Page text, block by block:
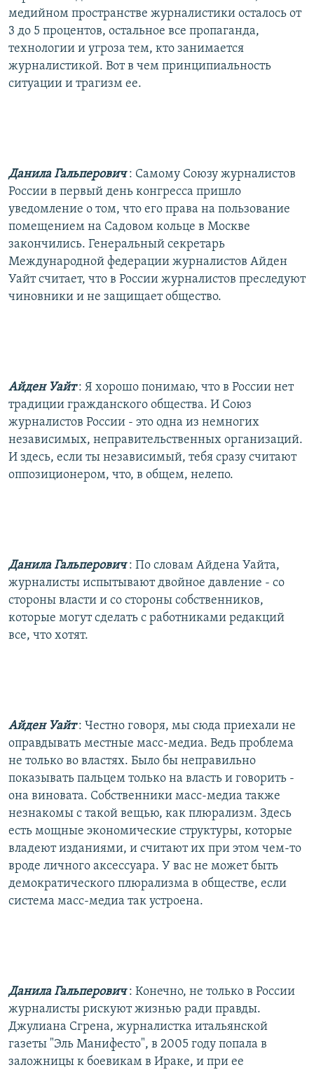
медийном пространстве журналистики осталось от
3 до 5 процентов, остальное все пропаганда,
технологии и угроза тем, кто занимается
журналистикой. Вот в чем принципиальность
ситуации и трагизм ее.
Данила Гальперович: Самому Союзу журналистов
России в первый день конгресса пришло
уведомление о том, что его права на пользование
помещением на Садовом кольце в Москве
закончились. Генеральный секретарь
Международной федерации журналистов Айден
Уайт считает, что в России журналистов преследуют
чиновники и не защищает общество.
Айден Уайт: Я хорошо понимаю, что в России нет
традиции гражданского общества. И Союз
журналистов России - это одна из немногих
независимых, неправительственных организаций.
И здесь, если ты независимый, тебя сразу считают
оппозиционером, что, в общем, нелепо.
Данила Гальперович: По словам Айдена Уайта,
журналисты испытывают двойное давление - со
стороны власти и со стороны собственников,
которые могут сделать с работниками редакций
все, что хотят.
Айден Уайт: Честно говоря, мы сюда приехали не
оправдывать местные масс-медиа. Ведь проблема
не только во властях. Было бы неправильно
показывать пальцем только на власть и говорить -
она виновата. Собственники масс-медиа также
незнакомы с такой вещью, как плюрализм. Здесь
есть мощные экономические структуры, которые
владеют изданиями, и считают их при этом чем-то
вроде личного аксессуара. У вас не может быть
демократического плюрализма в обществе, если
система масс-медиа так устроена.
Данила Гальперович: Конечно, не только в России
журналисты рискуют жизнью ради правды.
Джулиана Сгрена, журналистка итальянской
газеты "Эль Манифесто", в 2005 году попала в
заложницы к боевикам в Ираке, и при ее